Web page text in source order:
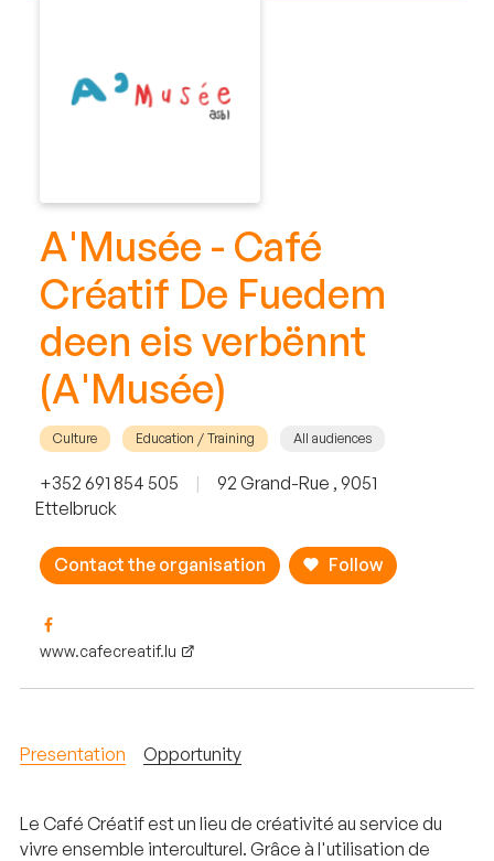
A'Musée - Café
Créatif De Fuedem
deen eis verbënnt
(A'Musée)
Culture Education / Training All audiences
+352 691 854 505 |
92 Grand-Rue , 9051
Ettelbruck
Contact the organisation Follow
www.cafecreatif.lu
Presentation Opportunity
Le Café Créatif est un lieu de créativité au service du
vivre ensemble interculturel. Grâce à l'utilisation de